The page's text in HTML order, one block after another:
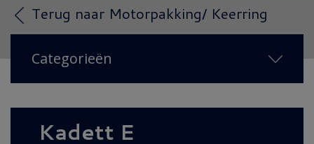
Terug naar Motorpakking/ Keerring
Categorieën
NIEUW IN 2026(138)
Diesel AANBIEDING
Kadett E